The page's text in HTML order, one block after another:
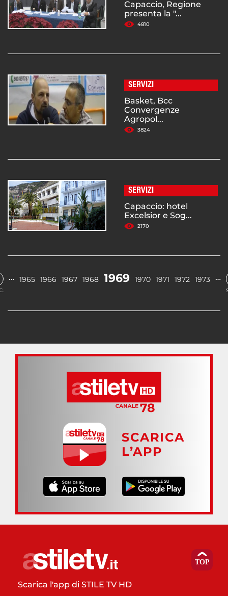
Capaccio, Regione
presenta la "...
4810
SERVIZI
Basket, Bcc
Convergenze
Agropol...
3824
SERVIZI
Capaccio: hotel
Excelsior e Sog...
2170
… 1965 1966 1967 1968 1969 1970 1971 1972 1973 …
SCARICA
L’APP
Scarica l'app di STILE TV HD